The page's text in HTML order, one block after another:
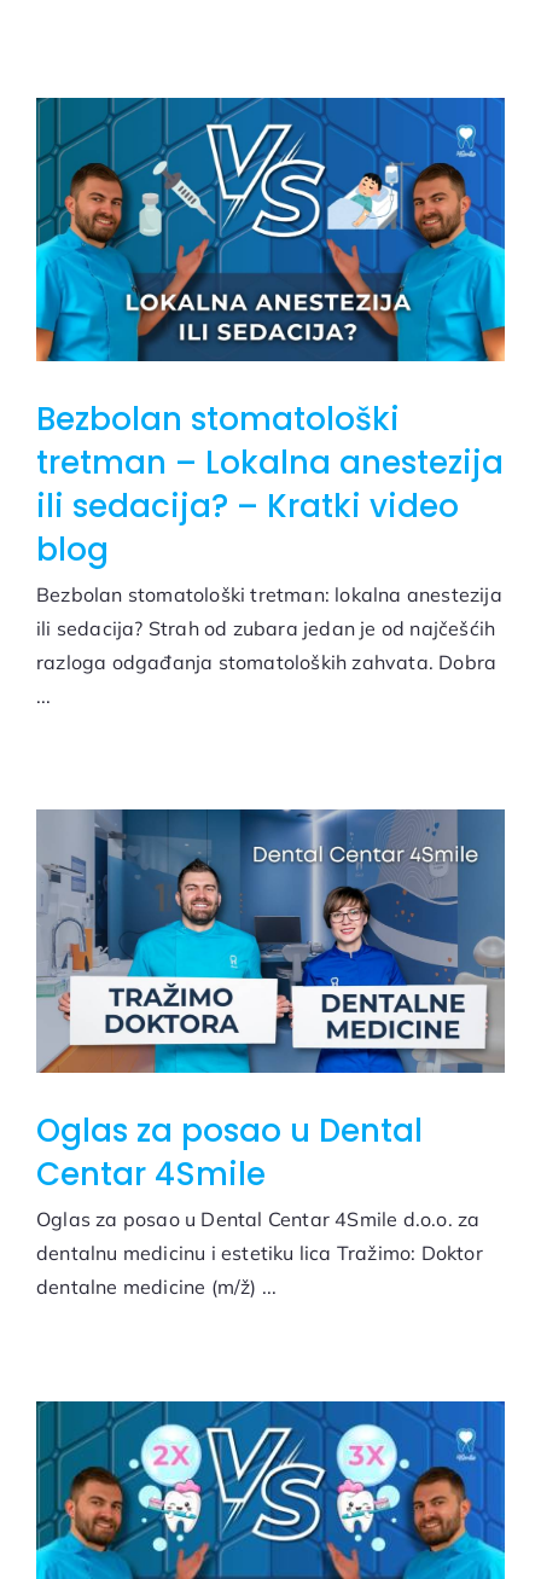
Bezbolan stomatološki
tretman – Lokalna anestezija
ili sedacija? – Kratki video
blog
Bezbolan stomatološki tretman: lokalna anestezija
ili sedacija? Strah od zubara jedan je od najčešćih
razloga odgađanja stomatoloških zahvata. Dobra
...
Oglas za posao u Dental
Centar 4Smile
Oglas za posao u Dental Centar 4Smile d.o.o. za
dentalnu medicinu i estetiku lica Tražimo: Doktor
dentalne medicine (m/ž) ...